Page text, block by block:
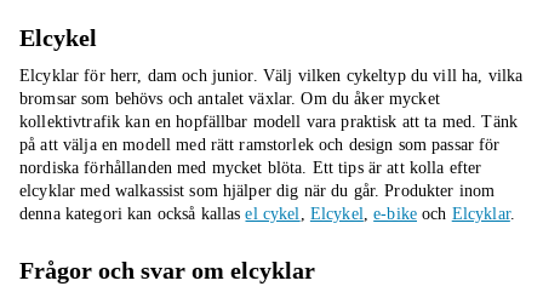
Elcykel
Elcyklar för herr, dam och junior. Välj vilken cykeltyp du vill ha, vilka
bromsar som behövs och antalet växlar. Om du åker mycket
kollektivtrafik kan en hopfällbar modell vara praktisk att ta med. Tänk
på att välja en modell med rätt ramstorlek och design som passar för
nordiska förhållanden med mycket blöta. Ett tips är att kolla efter
elcyklar med walkassist som hjälper dig när du går. Produkter inom
denna kategori kan också kallasel cykel, Elcykel,e-bike och Elcyklar.
Frågor och svar om elcyklar